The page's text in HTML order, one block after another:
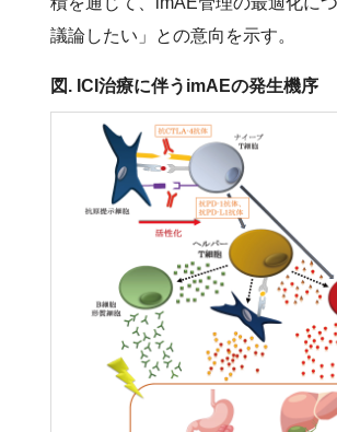
議論したい」との意向を示す。
図. ICI治療に伴うimAEの発生機序